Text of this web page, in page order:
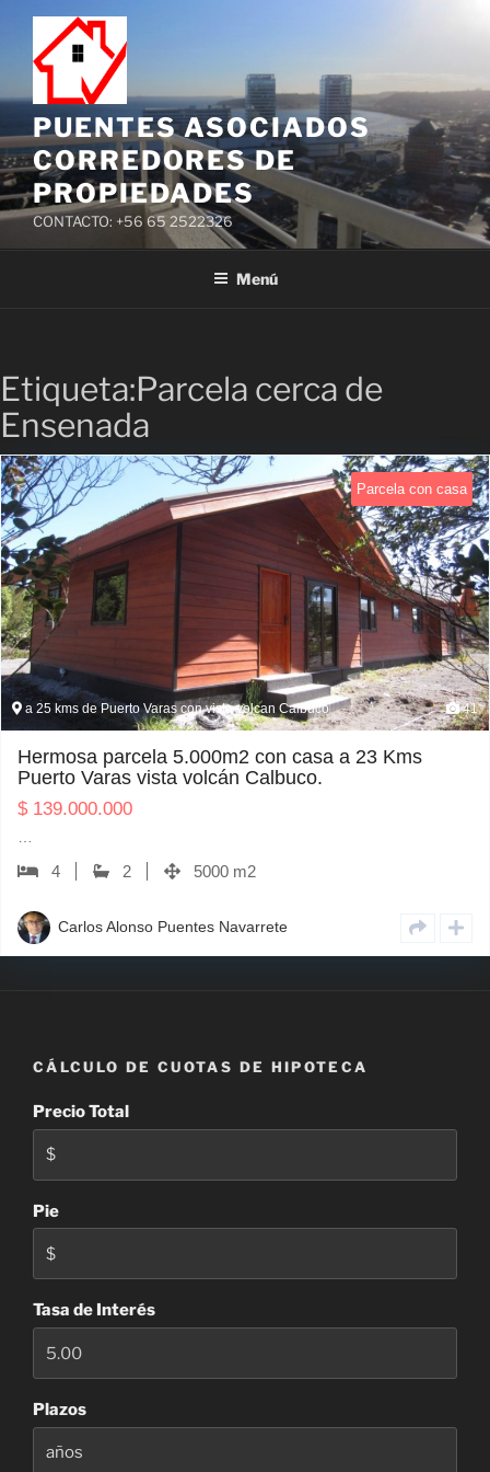
PUENTES ASOCIADOS
CORREDORES DE
PROPIEDADES
CONTACTO: +56 65 2522326
Menú
Etiqueta:Parcela cerca de
Ensenada
Parcela con casa
a 25 kms de Puerto Varas con vista volcan Calbuco 41
Hermosa parcela 5.000m2 con casa a 23 Kms
Puerto Varas vista volcán Calbuco.
$ 139.000.000
…
4 2 5000 m2
Carlos Alonso Puentes Navarrete
CÁLCULO DE CUOTAS DE HIPOTECA
Precio Total
Pie
Tasa de Interés
Plazos